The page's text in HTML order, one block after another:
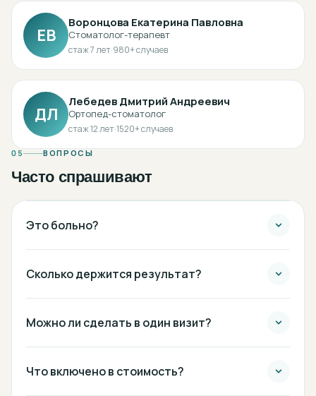
ЕВ
Воронцова Екатерина Павловна
Стоматолог-терапевт
стаж7лет·980+ случаев
ДЛ
Лебедев Дмитрий Андреевич
Ортопед-стоматолог
стаж12лет·1520+ случаев
05 ВОПРОСЫ
Часто спрашивают
Это больно?
Сколько держится результат?
Можно ли сделать в один визит?
Что включено в стоимость?